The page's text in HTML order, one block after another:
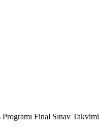
Final Sınav Takvimi